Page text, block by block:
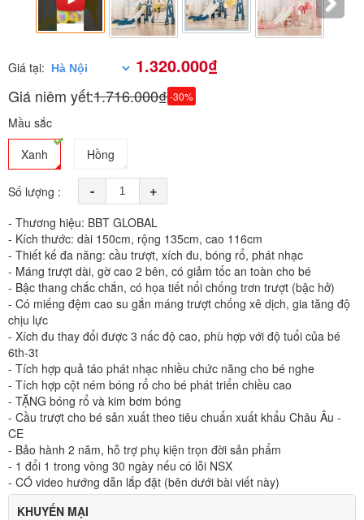
Giá tại: 1.320.000₫
Giá niêm yết:1.716.000₫-30%
Mầu sắc
Xanh
Hồng
Số lượng : - +
- Thương hiệu: BBT GLOBAL
- Kích thước: dài 150cm, rộng 135cm, cao 116cm
- Thiết kế đa năng: cầu trượt, xích đu, bóng rổ, phát nhạc
- Máng trượt dài, gờ cao 2 bên, có giảm tốc an toàn cho bé
- Bậc thang chắc chắn, có họa tiết nổi chống trơn trượt (bậc hở)
- Có miếng đệm cao su gắn máng trượt chống xê dịch, gia tăng độ
chịu lực
- Xích đu thay đổi được 3 nấc độ cao, phù hợp với độ tuổi của bé
6th-3t
- Tích hợp quả táo phát nhạc nhiều chức năng cho bé nghe
- Tích hợp cột ném bóng rổ cho bé phát triển chiều cao
- TẶNG bóng rổ và kim bơm bóng
- Cầu trượt cho bé sản xuất theo tiêu chuẩn xuất khẩu Châu Âu -
CE
- Bảo hành 2 năm, hỗ trợ phụ kiện trọn đời sản phẩm
- 1 đổi 1 trong vòng 30 ngày nếu có lỗi NSX
- CÓ video hướng dẫn lắp đặt (bên dưới bài viết này)
KHUYẾN MẠI